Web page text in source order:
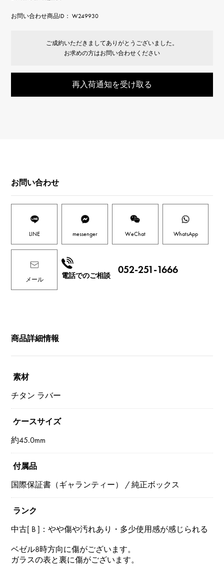
お問い合わせ商品ID： W249930
ご成約いただきましてありがとうございました。
お求めの方はお問い合わせください
再入荷通知を受け取る
お問い合わせ
LINE messenger WeChat WhatsApp
メール 電話でのご相談
052-251-1666
商品詳細情報
素材
チタン ラバー
ケースサイズ
約45.0mm
付属品
国際保証書（ギャランティー） / 純正ボックス
ランク
中古[ B ]：やや傷や汚れあり・多少使用感が感じられる
ベゼル8時方向に傷がございます。
ガラスの表と裏に傷がございます。